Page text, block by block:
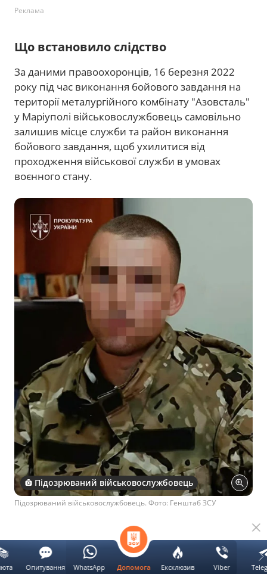
Реклама
Що встановило слідство
За даними правоохоронців, 16 березня 2022
року під час виконання бойового завдання на
території металургійного комбінату "Азовсталь"
у Маріуполі військовослужбовець самовільно
залишив місце служби та район виконання
бойового завдання, щоб ухилитися від
проходження військової служби в умовах
воєнного стану.
Підозрюваний військовослужбовець
Підозрюваний військовослужбовець. Фото: Генштаб ЗСУ
Реклама
Допомога Ексклюзив Viber
Опитування WhatsApp